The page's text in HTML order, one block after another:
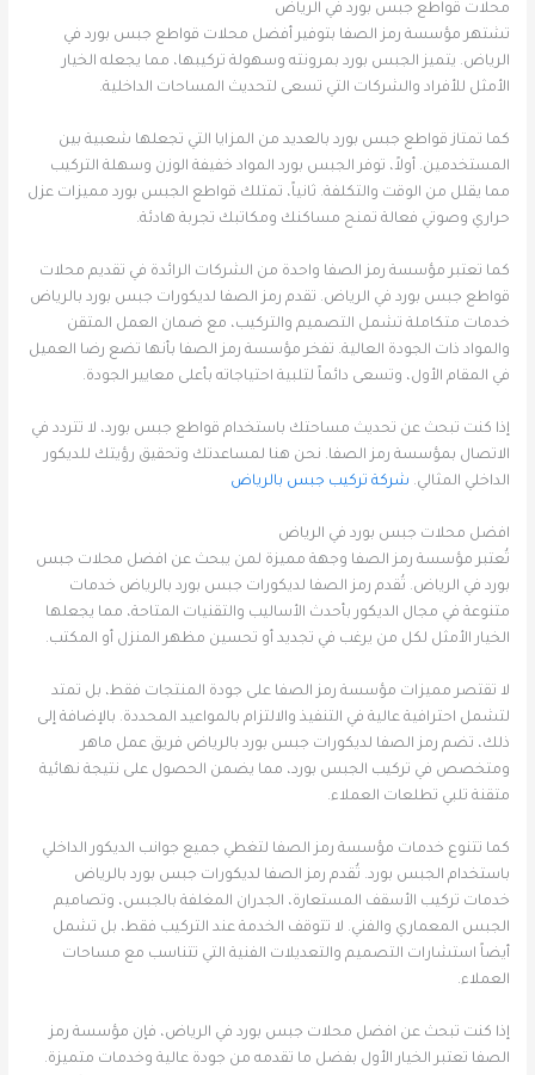
محلات قواطع جبس بورد في الرياض
تشتهر مؤسسة رمز الصفا بتوفير أفضل محلات قواطع جبس بورد في
الرياض. يتميز الجبس بورد بمرونته وسهولة تركيبها، مما يجعله الخيار
الأمثل للأفراد والشركات التي تسعى لتحديث المساحات الداخلية.
كما تمتاز قواطع جبس بورد بالعديد من المزايا التي تجعلها شعبية بين
المستخدمين. أولاً، توفر الجبس بورد المواد خفيفة الوزن وسهلة التركيب
مما يقلل من الوقت والتكلفة. ثانياً، تمتلك قواطع الجبس بورد مميزات عزل
حراري وصوتي فعالة تمنح مساكنك ومكاتبك تجربة هادئة.
كما تعتبر مؤسسة رمز الصفا واحدة من الشركات الرائدة في تقديم محلات
قواطع جبس بورد في الرياض. تقدم رمز الصفا لديكورات جبس بورد بالرياض
خدمات متكاملة تشمل التصميم والتركيب، مع ضمان العمل المتقن
والمواد ذات الجودة العالية. تفخر مؤسسة رمز الصفا بأنها تضع رضا العميل
في المقام الأول، وتسعى دائماً لتلبية احتياجاته بأعلى معايير الجودة.
إذا كنت تبحث عن تحديث مساحتك باستخدام قواطع جبس بورد، لا تتردد في
الاتصال بمؤسسة رمز الصفا. نحن هنا لمساعدتك وتحقيق رؤيتك للديكور
الداخلي المثالي. شركة تركيب جبس بالرياض
افضل محلات جبس بورد في الرياض
تُعتبر مؤسسة رمز الصفا وجهة مميزة لمن يبحث عن افضل محلات جبس
بورد في الرياض. تُقدم رمز الصفا لديكورات جبس بورد بالرياض خدمات
متنوعة في مجال الديكور بأحدث الأساليب والتقنيات المتاحة، مما يجعلها
الخيار الأمثل لكل من يرغب في تجديد أو تحسين مظهر المنزل أو المكتب.
لا تقتصر مميزات مؤسسة رمز الصفا على جودة المنتجات فقط، بل تمتد
لتشمل احترافية عالية في التنفيذ والالتزام بالمواعيد المحددة. بالإضافة إلى
ذلك، تضم رمز الصفا لديكورات جبس بورد بالرياض فريق عمل ماهر
ومتخصص في تركيب الجبس بورد، مما يضمن الحصول على نتيجة نهائية
متقنة تلبي تطلعات العملاء.
كما تتنوع خدمات مؤسسة رمز الصفا لتغطي جميع جوانب الديكور الداخلي
باستخدام الجبس بورد. تُقدم رمز الصفا لديكورات جبس بورد بالرياض
خدمات تركيب الأسقف المستعارة، الجدران المغلفة بالجبس، وتصاميم
الجبس المعماري والفني. لا تتوقف الخدمة عند التركيب فقط، بل تشمل
أيضاً استشارات التصميم والتعديلات الفنية التي تتناسب مع مساحات
العملاء.
إذا كنت تبحث عن افضل محلات جبس بورد في الرياض، فإن مؤسسة رمز
الصفا تعتبر الخيار الأول بفضل ما تقدمه من جودة عالية وخدمات متميزة.